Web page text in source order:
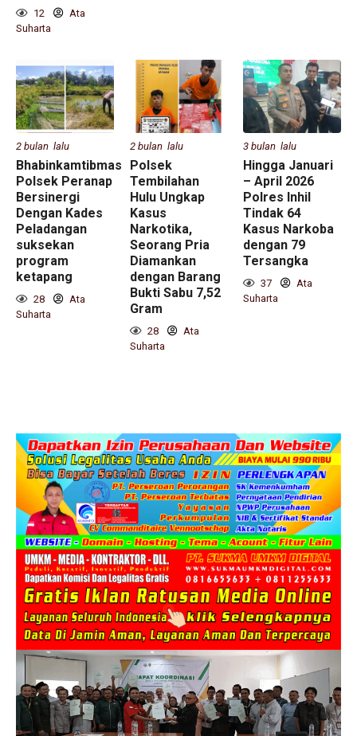
12
Ata
Suharta
2 bulan lalu
Bhabinkamtibmas
Polsek Peranap
Bersinergi
Dengan Kades
Peladangan
suksekan
program
ketapang
28
Ata
Suharta
2 bulan lalu
Polsek
Tembilahan
Hulu Ungkap
Kasus
Narkotika,
Seorang Pria
Diamankan
dengan Barang
Bukti Sabu 7,52
Gram
28
Ata
Suharta
3 bulan lalu
Hingga Januari
– April 2026
Polres Inhil
Tindak 64
Kasus Narkoba
dengan 79
Tersangka
37
Ata
Suharta